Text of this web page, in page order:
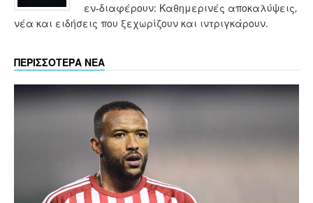
εν-διαφέρουν: Καθημερινές αποκαλύψεις,
νέα και ειδήσεις που ξεχωρίζουν και ιντριγκάρουν.
ΠΕΡΙΣΣΟΤΕΡΑ ΝΕΑ